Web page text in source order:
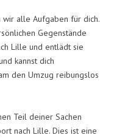
alle Aufgaben für dich.
Gegenstände
Lille und entlädt sie
kannst dich
den Umzug reibungslos
Teil deiner Sachen
nach Lille. Dies ist eine